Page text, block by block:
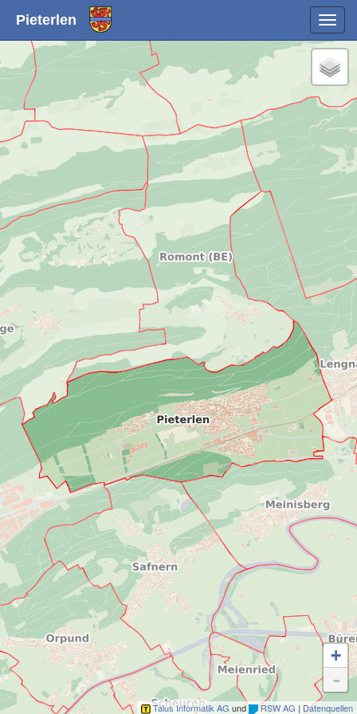
Pieterlen
+
-
Talus Informatik AG und RSW AG | Datenquellen